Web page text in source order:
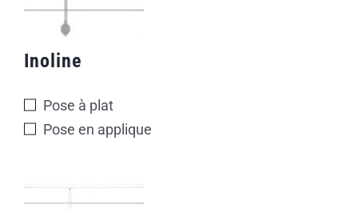
Inoline
Pose à plat
Pose en applique